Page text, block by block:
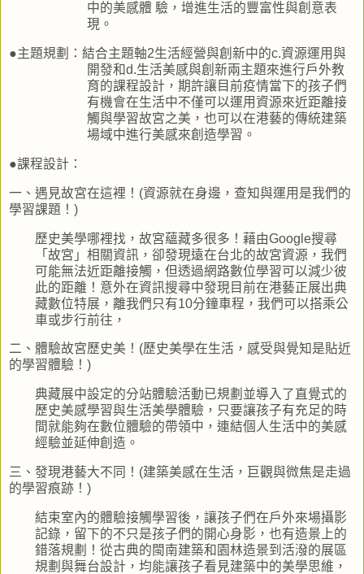
中的美感體 驗，增進生活的豐富性與創意表
現。
●主題規劃：結合主題軸2生活經營與創新中的c.資源運用與
開發和d.生活美感與創新兩主題來進行戶外教
育的課程設計，期許讓目前疫情當下的孩子們
有機會在生活中不僅可以運用資源來近距離接
觸與學習故宮之美，也可以在港藝的傳統建築
場域中進行美感來創造學習。
●課程設計：
一、遇見故宮在這裡！ (資源就在身邊，查知與運用是我們的
學習課題！ )
歷史美學哪裡找，故宮蘊藏多很多！藉由Google搜尋
「故宮」相關資訊，卻發現遠在台北的故宮資源，我們
可能無法近距離接觸，但透過網路數位學習可以減少彼
此的距離！意外在資訊搜尋中發現目前在港藝正展出典
藏數位特展，離我們只有10分鐘車程，我們可以搭乘公
車或步行前往，
二、體驗故宮歷史美！ (歷史美學在生活，感受與覺知是貼近
的學習體驗！ )
典藏展中設定的分站體驗活動已規劃並導入了直覺式的
歷史美感學習與生活美學體驗，只要讓孩子有充足的時
間就能夠在數位體驗的帶領中，連結個人生活中的美感
經驗並延伸創造。
三、發現港藝大不同！ (建築美感在生活，巨觀與微焦是走過
的學習痕跡！ )
結束室內的體驗接觸學習後，讓孩子們在戶外來場攝影
記錄，留下的不只是孩子們的開心身影，也有造景上的
錯落規劃！從古典的閩南建築和園林造景到活潑的展區
規劃與舞台設計，均能讓孩子看見建築中的美學思維，